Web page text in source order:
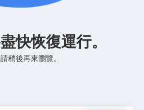
快恢復運行。
請稍後再來瀏覽。